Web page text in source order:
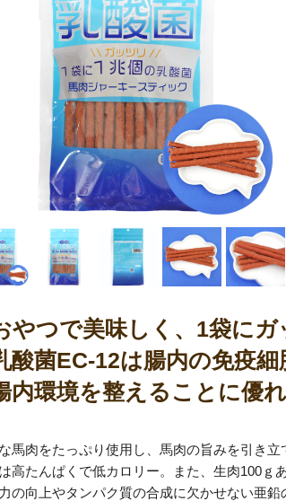
やつで美味しく、1袋に
酸菌EC-12は腸内の免疫
内環境を整えることに優
馬肉をたっぷり使用し、馬肉の旨みを引き
高たんぱくで低カロリー。また、生肉100ｇ
の向上やタンパク質の合成に欠かせない亜鉛